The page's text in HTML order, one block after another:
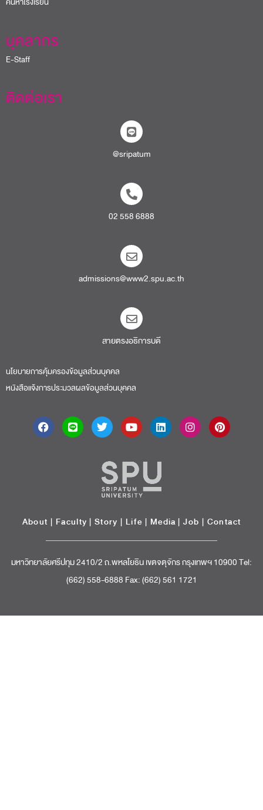
บุคลากร
E-Staff
ติดต่อเรา
@sripatum
02 558 6888
admissions@www2.spu.ac.th
สายตรงอธิการบดี​
นโยบายการคุ้มครองข้อมูลส่วนบุคคล
หนังสือแจ้งการประมวลผลข้อมูลส่วนบุคคล
About | Faculty | Story | Life | Media |Job | Contact
มหาวิทยาลัยศรีปทุม 2410/2 ถ.พหลโยธิน เขตจตุจักร กรุงเทพฯ 10900 Tel:
(662) 558-6888 Fax: (662) 561 1721